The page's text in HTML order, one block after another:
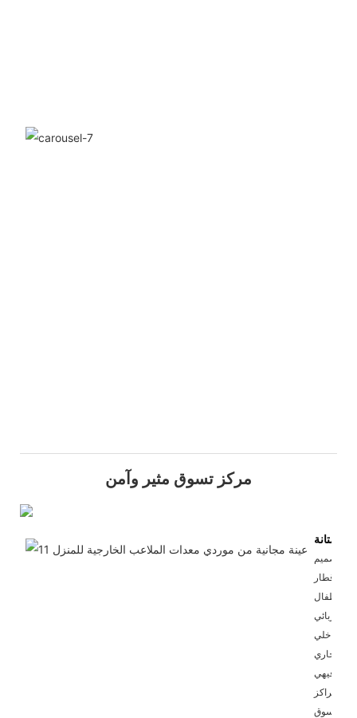
مركز تسوق مثير وآمن
متانة
تم تصميم
قطار
الأطفال
الكهربائي
الداخلي
التجاري
الترفيهي
لمراكز
التسوق